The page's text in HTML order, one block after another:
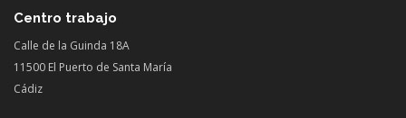
Centro trabajo
Calle de la Guinda 18A
11500 El Puerto de Santa María
Cádiz